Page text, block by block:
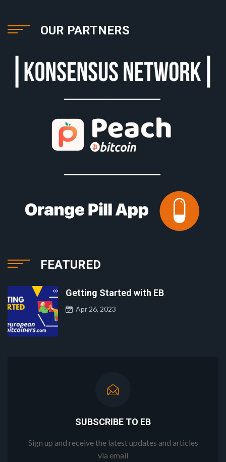
OUR PARTNERS
FEATURED
Getting Started with EB
Apr 26, 2023
SUBSCRIBE TO EB
Sign up and receive the latest updates and articles
via email